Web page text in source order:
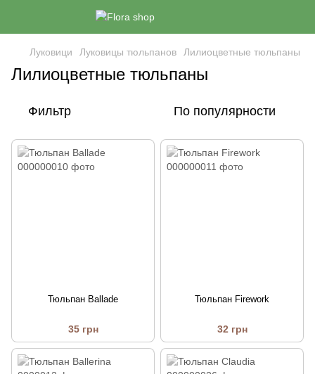
Луковици Луковицы тюльпанов Лилиоцветные тюльпаны
Лилиоцветные тюльпаны
Фильтр По популярности
Тюльпан Ballade
35 грн
Тюльпан Firework
32 грн